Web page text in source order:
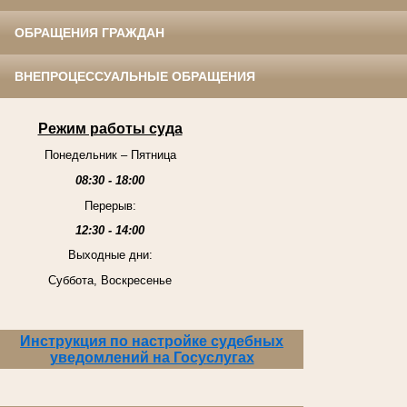
ОБРАЩЕНИЯ ГРАЖДАН
ВНЕПРОЦЕССУАЛЬНЫЕ ОБРАЩЕНИЯ
Режим работы суда
Понедельник – Пятница
08:30 - 18:00
Перерыв:
12:30 - 14:00
Выходные дни:
Суббота, Воскресенье
Инструкция по настройке судебных
уведомлений на Госуслугах